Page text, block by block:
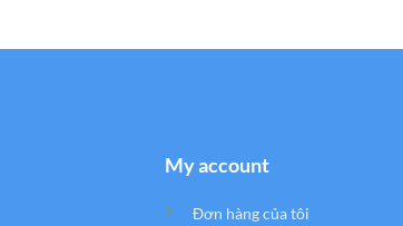
My account
Đơn hàng của tôi